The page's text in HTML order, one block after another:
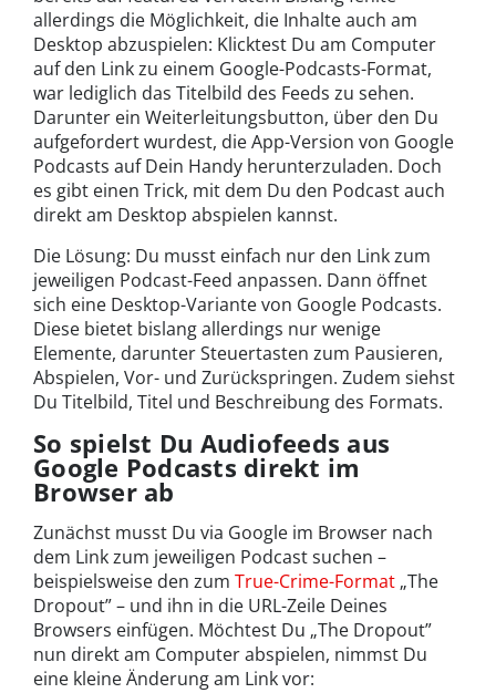
allerdings die Möglichkeit, die Inhalte auch am
Desktop abzuspielen: Klicktest Du am Computer
auf den Link zu einem Google-Podcasts-Format,
war lediglich das Titelbild des Feeds zu sehen.
Darunter ein Weiterleitungsbutton, über den Du
aufgefordert wurdest, die App-Version von Google
Podcasts auf Dein Handy herunterzuladen. Doch
es gibt einen Trick, mit dem Du den Podcast auch
direkt am Desktop abspielen kannst.
Die Lösung: Du musst einfach nur den Link zum
jeweiligen Podcast-Feed anpassen. Dann öffnet
sich eine Desktop-Variante von Google Podcasts.
Diese bietet bislang allerdings nur wenige
Elemente, darunter Steuertasten zum Pausieren,
Abspielen, Vor- und Zurückspringen. Zudem siehst
Du Titelbild, Titel und Beschreibung des Formats.
So spielst Du Audiofeeds aus
Google Podcasts direkt im
Browser ab
Zunächst musst Du via Google im Browser nach
dem Link zum jeweiligen Podcast suchen –
beispielsweise den zum True-Crime-Format „The
Dropout” – und ihn in die URL-Zeile Deines
Browsers einfügen. Möchtest Du „The Dropout”
nun direkt am Computer abspielen, nimmst Du
eine kleine Änderung am Link vor: